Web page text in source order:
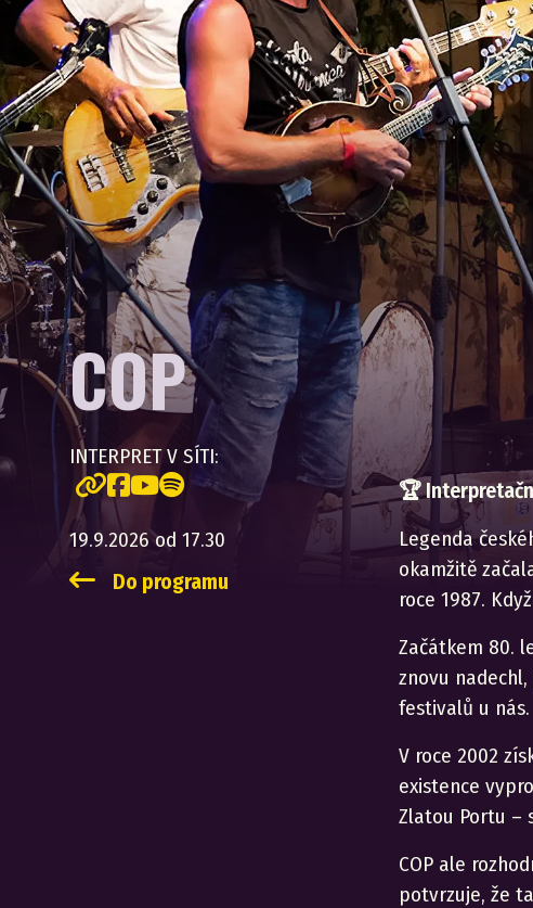
COP
INTERPRET V SÍTI:
19.9.2026 od 17.30
Do programu
🏆
Legenda
okamžitě
roce 1987.
Začátkem 80.
znovu
festivalů u
V roce 2002
existence
Zlatou Portu –
COP ale
potvrzuje, že